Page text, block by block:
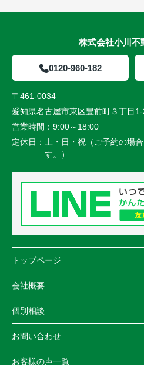
株式会社小川不
0120-960-182
〒461-0034
愛知県名古屋市東区豊前町３丁目1-
営業時間： 9:00～18:00
定休日： 土・日・祝（ご予約の場
す。）
トップページ
会社概要
個別相談
お問い合わせ
お客様の声一覧